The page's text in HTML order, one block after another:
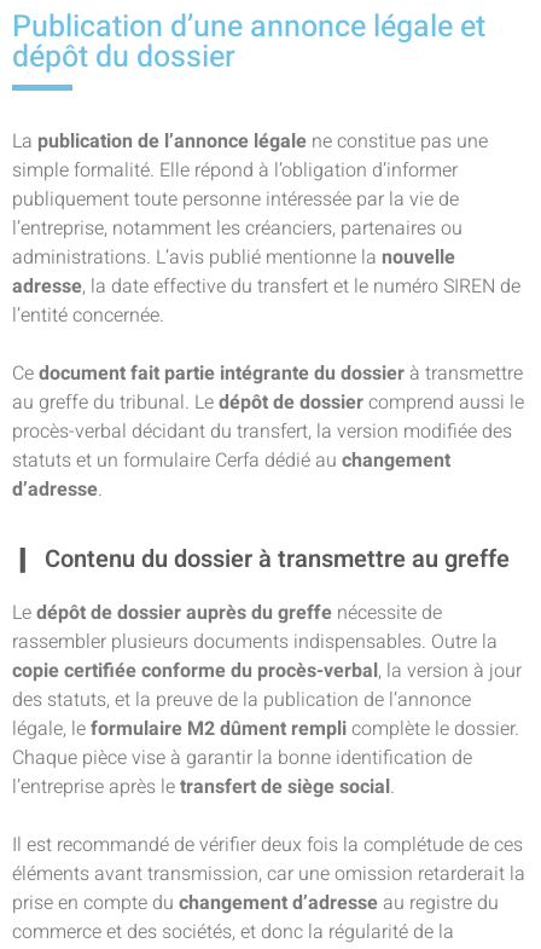
Publication d’une annonce légale et
dépôt du dossier
La publication de l’annonce légale ne constitue pas une
simple formalité. Elle répond à l’obligation d’informer
publiquement toute personne intéressée par la vie de
l’entreprise, notamment les créanciers, partenaires ou
administrations. L’avis publié mentionne la nouvelle
adresse, la date effective du transfert et le numéro SIREN de
l’entité concernée.
Cedocument fait partie intégrante du dossier à transmettre
au greffe du tribunal. Ledépôt de dossiercomprend aussi le
procès-verbal décidant du transfert, la version modifiée des
statuts et un formulaire Cerfa dédié au changement
d’adresse.
Contenu du dossier à transmettre au greffe
Ledépôt de dossier auprès du greffe nécessite de
rassembler plusieurs documents indispensables. Outre la
copie certifiée conforme du procès-verbal, la version à jour
des statuts, et la preuve de la publication de l’annonce
légale, leformulaire M2 dûment remplicomplète le dossier.
Chaque pièce vise à garantir la bonne identification de
l’entreprise après letransfert de siège social.
Il est recommandé de vérifier deux fois la complétude de ces
éléments avant transmission, car une omission retarderait la
prise en compte du changement d’adresse au registre du
commerce et des sociétés, et donc la régularité de la